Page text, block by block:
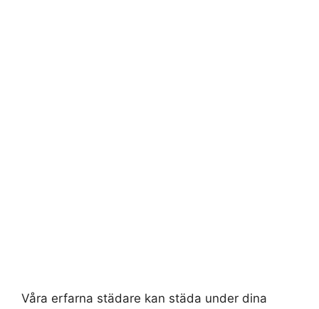
Våra erfarna städare kan städa under dina